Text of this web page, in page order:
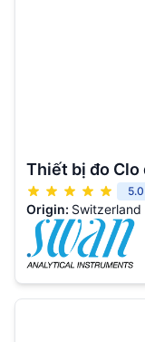
Thiết bị đo Clo
5.0
Origin: Switzerland